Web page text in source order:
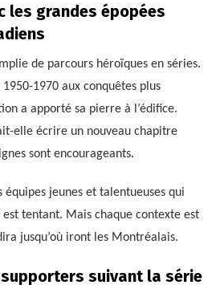
les grandes épopées
de parcours héroïques en séries.
1950-1970 aux conquêtes plus
a apporté sa pierre à l’édifice.
elle écrire un nouveau chapitre
sont encourageants.
équipes jeunes et talentueuses qui
tentant. Mais chaque contexte est
jusqu’où iront les Montréalais.
suivant la série